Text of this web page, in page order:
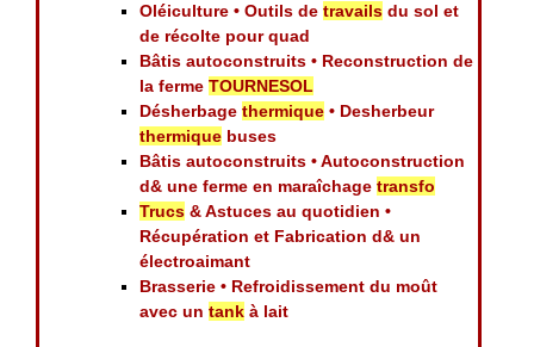
Oléiculture • Outils detravails du sol et
de récolte pour quad
Bâtis autoconstruits • Reconstruction de
la fermeTOURNESOL
Désherbagethermique • Desherbeur
thermique buses
Bâtis autoconstruits • Autoconstruction
d& une ferme en maraîchagetransfo
Trucs & Astuces au quotidien •
Récupération et Fabrication d& un
électroaimant
Brasserie • Refroidissement du moût
avec untank à lait